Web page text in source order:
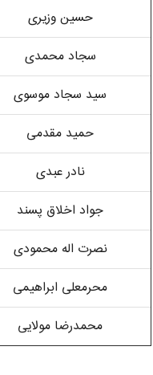
حسین وزیری
سجاد محمدی
سید سجاد موسوی
حمید مقدمی
نادر عبدی
جواد اخلاق پسند
نصرت اله محمودی
محرمعلی ابراهیمی
محمدرضا مولایی